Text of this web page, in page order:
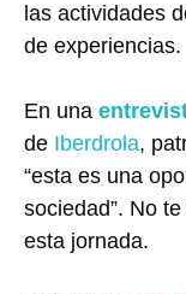
las actividades
de experiencias.
En una
de Iberdrola,
“esta es una
sociedad”. No
esta jornada.